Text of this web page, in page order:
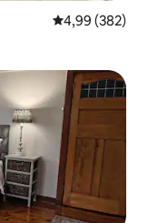
Note
4,99 (382)
aimés